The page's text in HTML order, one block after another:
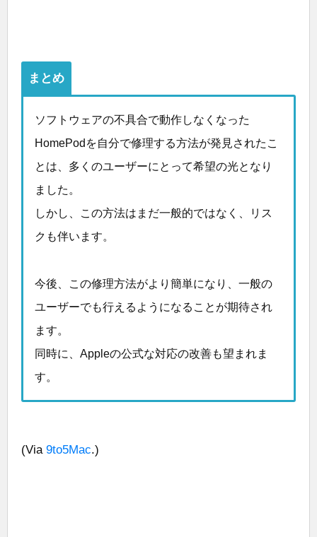
まとめ
ソフトウェアの不具合で動作しなくなった
HomePodを自分で修理する方法が発見されたこ
とは、多くのユーザーにとって希望の光となり
ました。
しかし、この方法はまだ一般的ではなく、リス
クも伴います。
今後、この修理方法がより簡単になり、一般の
ユーザーでも行えるようになることが期待され
ます。
同時に、Appleの公式な対応の改善も望まれま
す。
(Via 9to5Mac.)